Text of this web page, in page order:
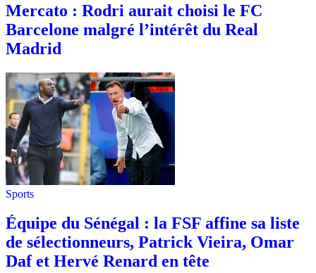
Mercato : Rodri aurait choisi le FC
Barcelone malgré l’intérêt du Real
Madrid
Sports
Équipe du Sénégal : la FSF affine sa liste
de sélectionneurs, Patrick Vieira, Omar
Daf et Hervé Renard en tête